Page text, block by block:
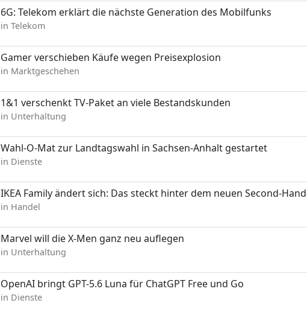
6G: Telekom erklärt die nächste Generation des Mobilfunks
in Telekom
Gamer verschieben Käufe wegen Preisexplosion
in Marktgeschehen
1&1 verschenkt TV-Paket an viele Bestandskunden
in Unterhaltung
Wahl-O-Mat zur Landtagswahl in Sachsen-Anhalt gestartet
in Dienste
IKEA Family ändert sich: Das steckt hinter dem neuen Second-
in Handel
Marvel will die X-Men ganz neu auflegen
in Unterhaltung
OpenAI bringt GPT-5.6 Luna für ChatGPT Free und Go
in Dienste